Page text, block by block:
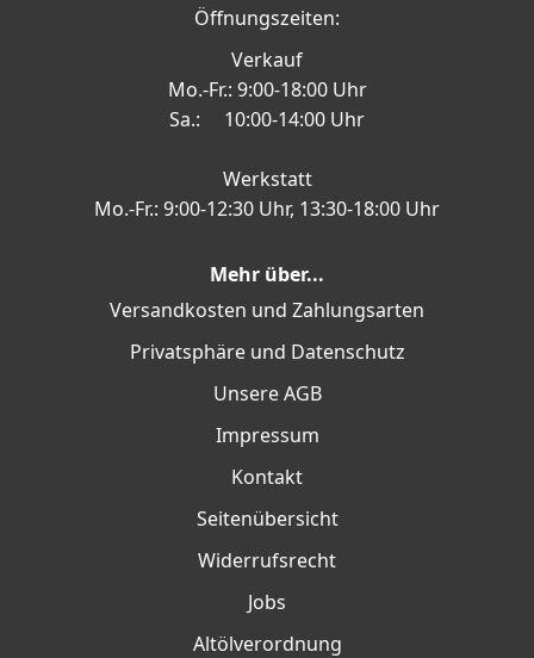
Öffnungszeiten:
Verkauf
Mo.-Fr.: 9:00-18:00 Uhr
Sa.: 10:00-14:00 Uhr
Werkstatt
Mo.-Fr.: 9:00-12:30 Uhr, 13:30-18:00 Uhr
Mehr über...
Versandkosten und Zahlungsarten
Privatsphäre und Datenschutz
Unsere AGB
Impressum
Kontakt
Seitenübersicht
Widerrufsrecht
Jobs
Altölverordnung